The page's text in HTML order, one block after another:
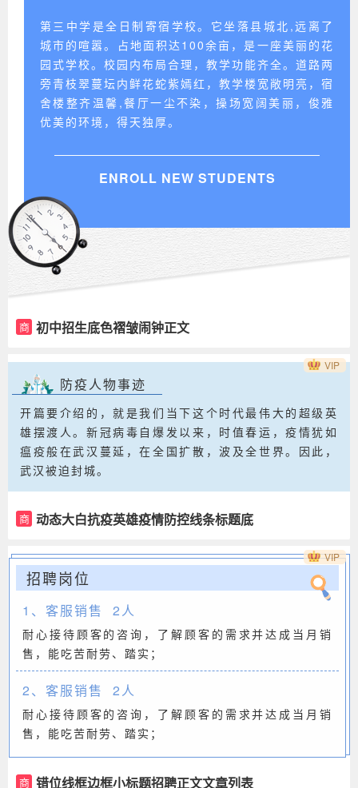
第三中学是全日制寄宿学校。它坐落县城北,远离了
城市的喧嚣。占地面积达100余亩，是一座美丽的花
园式学校。校园内布局合理，教学功能齐全。道路两
旁青枝翠蔓坛内鲜花蛇紫嫣红，教学楼宽敞明亮，宿
舍楼整齐温馨,餐厅一尘不染，操场宽阔美丽，俊雅
优美的环境，得天独厚。
ENROLL NEW STUDENTS
商 初中招生底色褶皱闹钟正文
防疫人物事迹
开篇要介绍的，就是我们当下这个时代最伟大的超级英
雄摆渡人。新冠病毒自爆发以来，时值春运，疫情犹如
瘟疫般在武汉蔓延，在全国扩散，波及全世界。因此，
武汉被迫封城。
商 动态大白抗疫英雄疫情防控线条标题底
色正文
VIP
招聘岗位
1、客服销售 2人
耐心接待顾客的咨询，了解顾客的需求并达成当月销
售，能吃苦耐劳、踏实；
2、客服销售 2人
耐心接待顾客的咨询，了解顾客的需求并达成当月销
售，能吃苦耐劳、踏实；
商 错位线框边框小标题招聘正文文章列表
VIP